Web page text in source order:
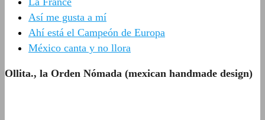
Así me gusta a mí
Ahí está el Campeón de Europa
México canta y no llora
Ollita., la Orden Nómada (mexican handmade design)